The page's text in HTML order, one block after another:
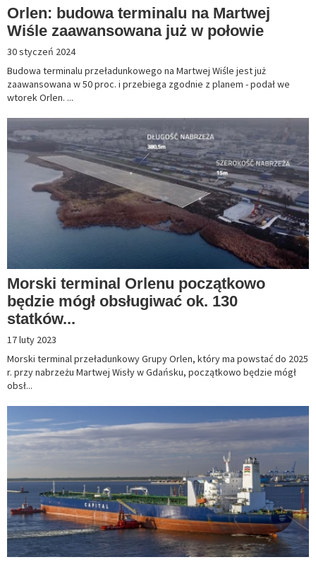
Orlen: budowa terminalu na Martwej
Wiśle zaawansowana już w połowie
30 styczeń 2024
Budowa terminalu przeładunkowego na Martwej Wiśle jest już
zaawansowana w 50 proc. i przebiega zgodnie z planem - podał we
wtorek Orlen. ...
Morski terminal Orlenu początkowo
będzie mógł obsługiwać ok. 130
statków...
17 luty 2023
Morski terminal przeładunkowy Grupy Orlen, który ma powstać do 2025
r. przy nabrzeżu Martwej Wisły w Gdańsku, początkowo będzie mógł
obsł...